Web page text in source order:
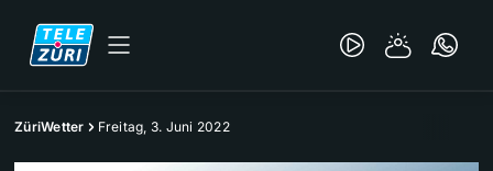
ZüriWetter Freitag, 3. Juni 2022